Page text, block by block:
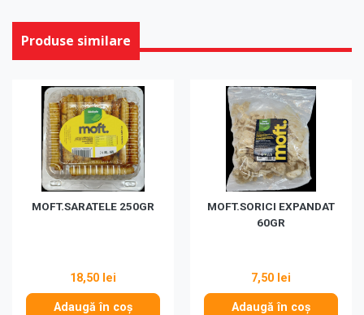
Produse similare
MOFT.SARATELE 250GR
18,50 lei
Adaugă în coș
MOFT.SORICI EXPANDAT
60GR
7,50 lei
Adaugă în coș